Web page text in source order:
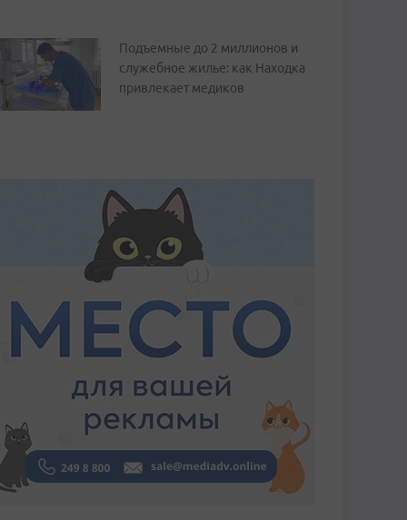
Подъемные до 2 миллионов и
служебное жилье: как Находка
привлекает медиков